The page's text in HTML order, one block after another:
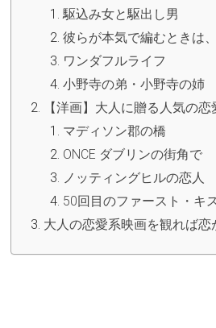
駆込み女と駆出し男
彼らが本気で編むときは、
ワンダフルライフ
小野寺の弟・小野寺の姉
【洋画】大人に贈る人気の
マディソン郡の橋
ONCE ダブリンの街角で
ノッティングヒルの恋人
50回目のファースト・キ
大人の恋愛系映画を観れば恋